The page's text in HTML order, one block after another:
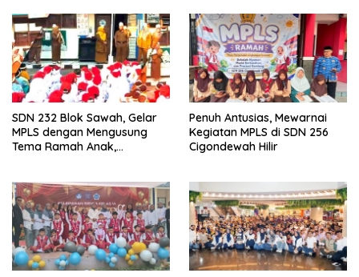
Cigondewah
SDN 232 Blok Sawah, Gelar
MPLS dengan Mengusung
Tema Ramah Anak,
Penuh Antusias, Mewarnai
Kegiatan MPLS di SDN 256
Cigondewah Hilir